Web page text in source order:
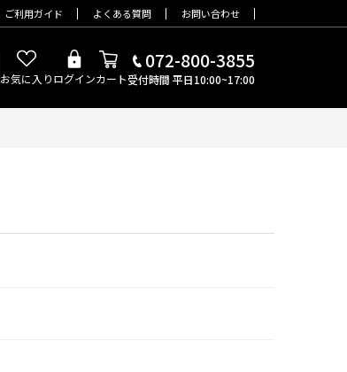
ご利用ガイド よくある質問 お問い合わせ
お気に入りログインカート
072-800-3855
受付時間 平日10:00~17:00